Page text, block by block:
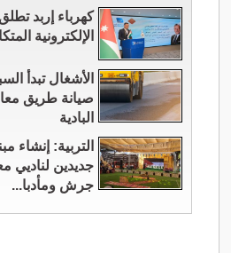
كهرباء إربد
الإلكترونية
الأشغال تبدأ
صيانة طريق
البادية
التربية: إنشاء
جديدين لناديي
جرش ومأدبا...